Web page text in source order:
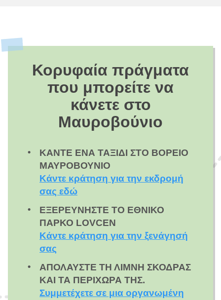
Κορυφαία πράγματα
που μπορείτε να
κάνετε στο
Μαυροβούνιο
ΚΆΝΤΕ ΈΝΑ ΤΑΞΊΔΙ ΣΤΟ ΒΌΡΕΙΟ
ΜΑΥΡΟΒΟΎΝΙΟ
Κάντε κράτηση για την εκδρομή
σας εδώ
ΕΞΕΡΕΥΝΉΣΤΕ ΤΟ ΕΘΝΙΚΌ
ΠΆΡΚΟ LOVCEN
Κάντε κράτηση για την ξενάγησή
σας
ΑΠΟΛΑΎΣΤΕ ΤΗ ΛΊΜΝΗ ΣΚΌΔΡΑΣ
ΚΑΙ ΤΑ ΠΕΡΊΧΩΡΆ ΤΗΣ.
Συμμετέχετε σε μια οργανωμένη